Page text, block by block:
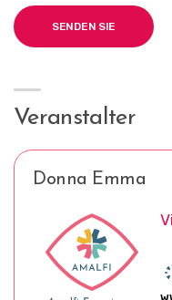
Veranstalter
Donna Emma